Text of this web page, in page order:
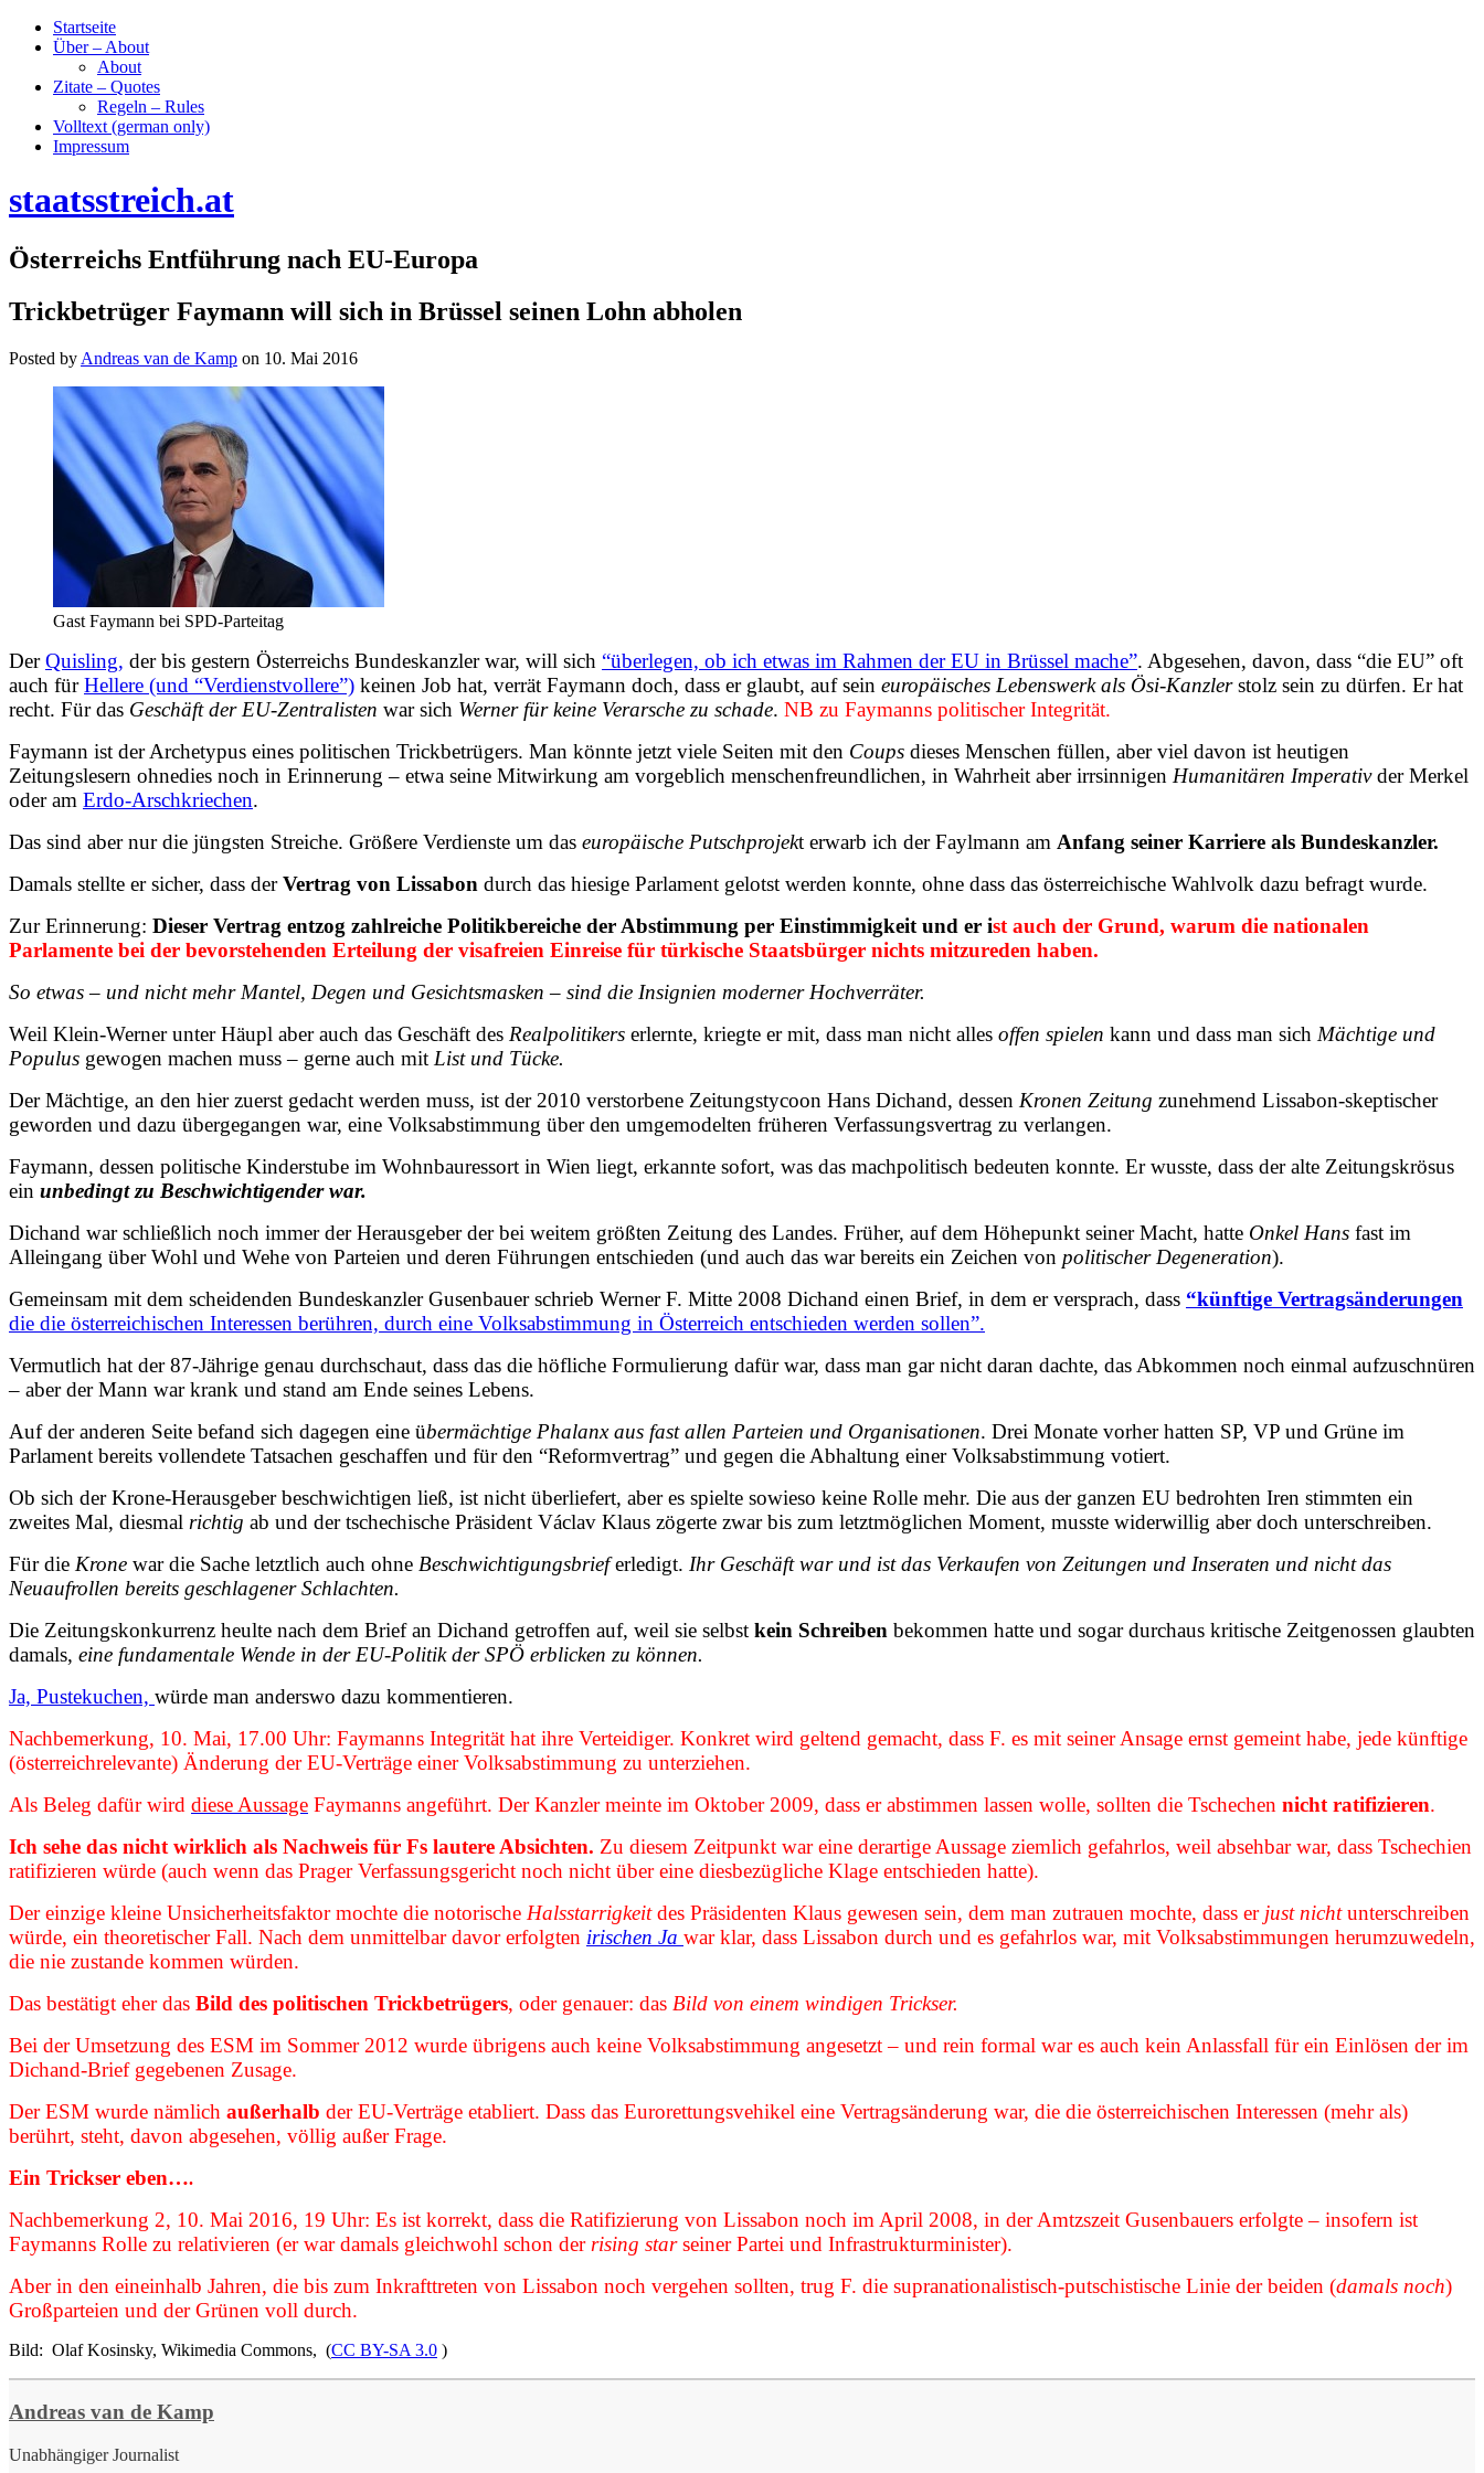
Startseite
Über – About
About
Zitate – Quotes
Regeln – Rules
Volltext (german only)
Impressum
staatsstreich.at
Österreichs Entführung nach EU-Europa
Trickbetrüger Faymann will sich in Brüssel seinen Lohn abholen
Posted by Andreas van de Kamp on 10. Mai 2016
Gast Faymann bei SPD-Parteitag
DerQuisling, der bis gestern Österreichs Bundeskanzler war, will sich “überlegen, ob ich etwas im Rahmen der EU in Brüssel mache”. Abgesehen, davon, dass “die EU” oft
auch fürHellere (und “Verdienstvollere”) keinen Job hat, verrät Faymann doch, dass er glaubt, auf sein europäisches Lebenswerk als Ösi-Kanzlerstolz sein zu dürfen. Er hat
recht. Für das Geschäft der EU-Zentralisten war sich Werner für keine Verarsche zu schade. NB zu Faymanns politischer Integrität.
Faymann ist der Archetypus eines politischen Trickbetrügers. Man könnte jetzt viele Seiten mit den Coups dieses Menschen füllen, aber viel davon ist heutigen
Zeitungslesern ohnedies noch in Erinnerung – etwa seine Mitwirkung am vorgeblich menschenfreundlichen, in Wahrheit aber irrsinnigen Humanitären Imperativder Merkel
oder am Erdo-Arschkriechen.
Das sind aber nur die jüngsten Streiche. Größere Verdienste um das europäische Putschprojekt erwarb ich der Faylmann am Anfang seiner Karriere als Bundeskanzler.
Damals stellte er sicher, dass derVertrag von Lissabon durch das hiesige Parlament gelotst werden konnte, ohne dass das österreichische Wahlvolk dazu befragt wurde.
Zur Erinnerung: Dieser Vertrag entzog zahlreiche Politikbereiche der Abstimmung per Einstimmigkeit und er ist auch der Grund, warum die nationalen
Parlamente bei der bevorstehenden Erteilung der visafreien Einreise für türkische Staatsbürger nichts mitzureden haben.
So etwas – und nicht mehr Mantel, Degen und Gesichtsmasken – sind die Insignien moderner Hochverräter.
Weil Klein-Werner unter Häupl aber auch das Geschäft des Realpolitikers erlernte, kriegte er mit, dass man nicht alles offen spielen kann und dass man sich Mächtige und
Populus gewogen machen muss – gerne auch mit List und Tücke.
Der Mächtige, an den hier zuerst gedacht werden muss, ist der 2010 verstorbene Zeitungstycoon Hans Dichand, dessen Kronen Zeitung zunehmend Lissabon-skeptischer
geworden und dazu übergegangen war, eine Volksabstimmung über den umgemodelten früheren Verfassungsvertrag zu verlangen.
Faymann, dessen politische Kinderstube im Wohnbauressort in Wien liegt, erkannte sofort, was das machpolitisch bedeuten konnte. Er wusste, dass der alte Zeitungskrösus
ein unbedingt zu Beschwichtigender war.
Dichand war schließlich noch immer der Herausgeber der bei weitem größten Zeitung des Landes. Früher, auf dem Höhepunkt seiner Macht, hatte Onkel Hans fast im
Alleingang über Wohl und Wehe von Parteien und deren Führungen entschieden (und auch das war bereits ein Zeichen von politischer Degeneration).
Gemeinsam mit dem scheidenden Bundeskanzler Gusenbauer schrieb Werner F. Mitte 2008 Dichand einen Brief, in dem er versprach, dass “künftige Vertragsänderungen
die die österreichischen Interessen berühren, durch eine Volksabstimmung in Österreich entschieden werden sollen”.
Vermutlich hat der 87-Jährige genau durchschaut, dass das die höfliche Formulierung dafür war, dass man gar nicht daran dachte, das Abkommen noch einmal aufzuschnüren
– aber der Mann war krank und stand am Ende seines Lebens.
Auf der anderen Seite befand sich dagegen eine übermächtige Phalanx aus fast allen Parteien und Organisationen. Drei Monate vorher hatten SP, VP und Grüne im
Parlament bereits vollendete Tatsachen geschaffen und für den “Reformvertrag” und gegen die Abhaltung einer Volksabstimmung votiert.
Ob sich der Krone-Herausgeber beschwichtigen ließ, ist nicht überliefert, aber es spielte sowieso keine Rolle mehr. Die aus der ganzen EU bedrohten Iren stimmten ein
zweites Mal, diesmal richtig ab und der tschechische Präsident Václav Klaus zögerte zwar bis zum letztmöglichen Moment, musste widerwillig aber doch unterschreiben.
Für die Krone war die Sache letztlich auch ohne Beschwichtigungsbrieferledigt. Ihr Geschäft war und ist das Verkaufen von Zeitungen und Inseraten und nicht das
Neuaufrollen bereits geschlagener Schlachten.
Die Zeitungskonkurrenz heulte nach dem Brief an Dichand getroffen auf, weil sie selbst kein Schreiben bekommen hatte und sogar durchaus kritische Zeitgenossen glaubten
damals, eine fundamentale Wende in der EU-Politik der SPÖ erblicken zu können.
Ja, Pustekuchen, würde man anderswo dazu kommentieren.
Nachbemerkung, 10. Mai, 17.00 Uhr: Faymanns Integrität hat ihre Verteidiger. Konkret wird geltend gemacht, dass F. es mit seiner Ansage ernst gemeint habe, jede künftige
(österreichrelevante) Änderung der EU-Verträge einer Volksabstimmung zu unterziehen.
Als Beleg dafür wird diese Aussage Faymanns angeführt. Der Kanzler meinte im Oktober 2009, dass er abstimmen lassen wolle, sollten die Tschechen nicht ratifizieren.
Ich sehe das nicht wirklich als Nachweis für Fs lautere Absichten. Zu diesem Zeitpunkt war eine derartige Aussage ziemlich gefahrlos, weil absehbar war, dass Tschechien
ratifizieren würde (auch wenn das Prager Verfassungsgericht noch nicht über eine diesbezügliche Klage entschieden hatte).
Der einzige kleine Unsicherheitsfaktor mochte die notorische Halsstarrigkeitdes Präsidenten Klaus gewesen sein, dem man zutrauen mochte, dass er just nichtunterschreiben
würde, ein theoretischer Fall. Nach dem unmittelbar davor erfolgten irischen Ja war klar, dass Lissabon durch und es gefahrlos war, mit Volksabstimmungen herumzuwedeln,
die nie zustande kommen würden.
Das bestätigt eher das Bild des politischen Trickbetrügers, oder genauer: das Bild von einem windigen Trickser.
Bei der Umsetzung des ESM im Sommer 2012 wurde übrigens auch keine Volksabstimmung angesetzt – und rein formal war es auch kein Anlassfall für ein Einlösen der im
Dichand-Brief gegebenen Zusage.
Der ESM wurde nämlich außerhalb der EU-Verträge etabliert. Dass das Eurorettungsvehikel eine Vertragsänderung war, die die österreichischen Interessen (mehr als)
berührt, steht, davon abgesehen, völlig außer Frage.
Ein Trickser eben….
Nachbemerkung 2, 10. Mai 2016, 19 Uhr: Es ist korrekt, dass die Ratifizierung von Lissabon noch im April 2008, in der Amtzszeit Gusenbauers erfolgte – insofern ist
Faymanns Rolle zu relativieren (er war damals gleichwohl schon derrising starseiner Partei und Infrastrukturminister).
Aber in den eineinhalb Jahren, die bis zum Inkrafttreten von Lissabon noch vergehen sollten, trug F. die supranationalistisch-putschistische Linie der beiden (damals noch)
Großparteien und der Grünen voll durch.
Bild: Olaf Kosinsky, Wikimedia Commons, (CC BY-SA 3.0 )
Andreas van de Kamp
Unabhängiger Journalist